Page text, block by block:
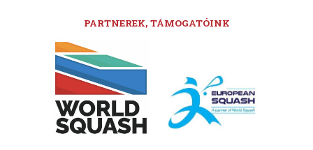
PARTNEREK, TÁMOGATÓINK